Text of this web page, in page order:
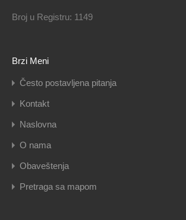
Broj u Registru: 1149
Brzi Meni
Često postavljena pitanja
Kontakt
Naslovna
O nama
Obaveštenja
Pretraga sa mapom